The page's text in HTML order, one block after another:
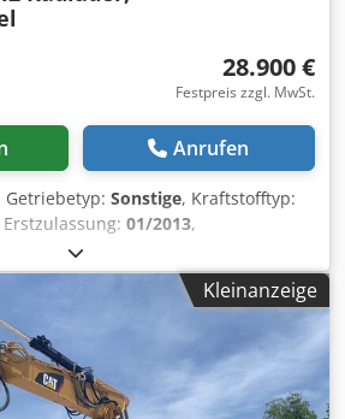
28.900 €
Festpreis zzgl. MwSt.
Anrufen
Getriebetyp: Sonstige, Kraftstofftyp:
Erstzulassung: 01/2013,
, Federung:
h, Fahrerkabine:Sonstige, *
... Gebrauchtwagen, inkl. Mwst.Kleinanzeige